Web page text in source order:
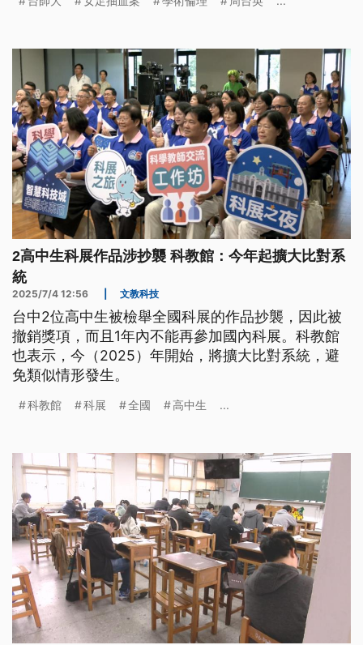
變得更好，運動科班的制度都能有所調整。國科會則
調查結果，會在2個月內做成處分。
2高中生科展作品涉抄襲 科教館：今年起擴大比對系
統
2025/7/4 12:56 文教科技
台中2位高中生被檢舉全國科展的作品抄襲，因此被
撤銷獎項，而且1年內不能再參加國內科展。科教館
也表示，今（2025）年開始，將擴大比對系統，避
免類似情形發生。
科教館 科展 全國 高中生 ...